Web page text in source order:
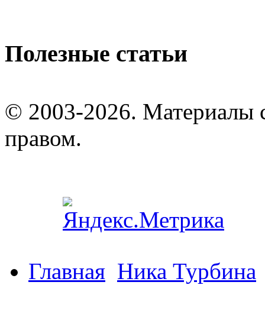
Полезные статьи
© 2003-2026. Материалы
правом.
Главная Ника Турбина